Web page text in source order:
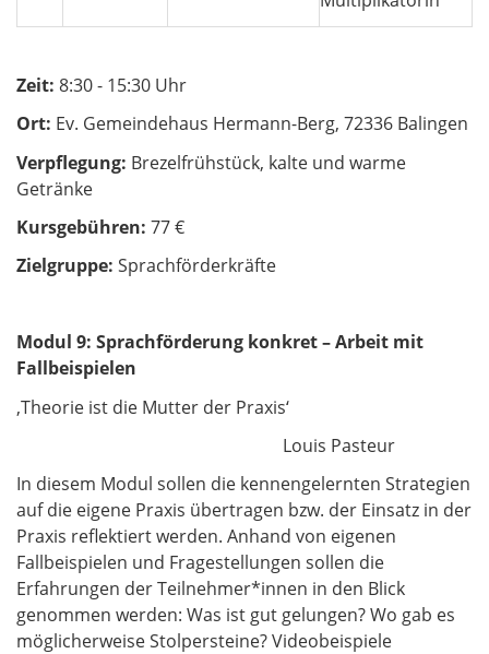
Zeit: 8:30 - 15:30 Uhr
Ort: Ev. Gemeindehaus Hermann-Berg, 72336 Balingen
Verpflegung: Brezelfrühstück, kalte und warme
Getränke
Kursgebühren: 77 €
Zielgruppe: Sprachförderkräfte
Modul 9: Sprachförderung konkret– Arbeit mit
Fallbeispielen
‚Theorie ist die Mutter der Praxis‘
Louis Pasteur
In diesem Modul sollen die kennengelernten Strategien
auf die eigene Praxis übertragen bzw. der Einsatz in der
Praxis reflektiert werden. Anhand von eigenen
Fallbeispielen und Fragestellungen sollen die
Erfahrungen der Teilnehmer*innen in den Blick
genommen werden: Was ist gut gelungen? Wo gab es
möglicherweise Stolpersteine? Videobeispiele